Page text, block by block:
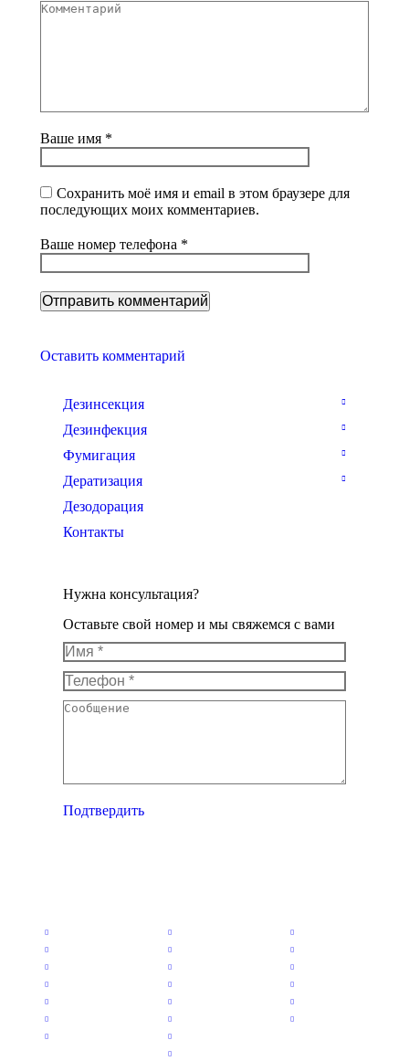
Комментарий
Ваше имя *
Сохранить моё имя и email в этом браузере для
последующих моих комментариев.
Ваше номер телефона *
Оставить комментарий
Дезинсекция
Дезинфекция
Фумигация
Дератизация
Дезодорация
Контакты
Нужна консультация?
Оставьте свой номер и мы свяжемся с вами
Имя *
Телефон *
Сообщение
Подтвердить